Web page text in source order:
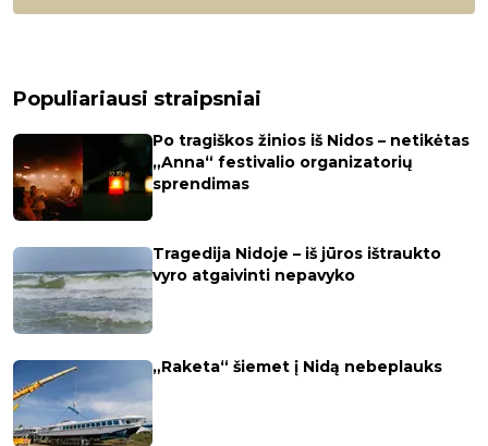
Populiariausi straipsniai
Po tragiškos žinios iš Nidos – netikėtas
„Anna“ festivalio organizatorių
sprendimas
Tragedija Nidoje – iš jūros ištraukto
vyro atgaivinti nepavyko
„Raketa“ šiemet į Nidą nebeplauks